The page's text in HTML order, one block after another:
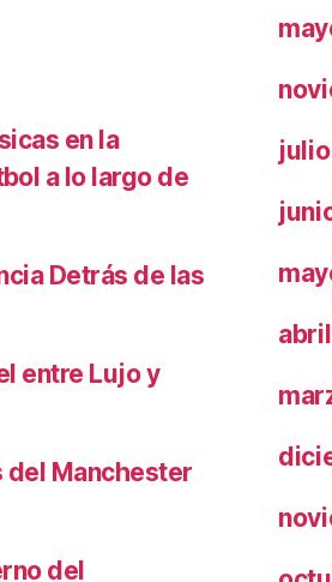
en la
a lo largo de
Detrás de las
entre Lujo y
del Manchester
del